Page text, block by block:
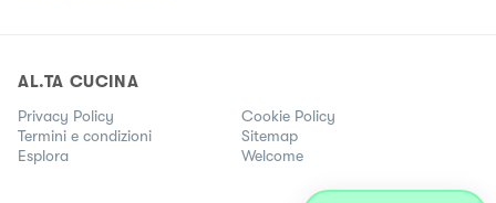
AL.TA CUCINA
Privacy Policy
Cookie Policy
Termini e condizioni
Sitemap
Esplora
Welcome